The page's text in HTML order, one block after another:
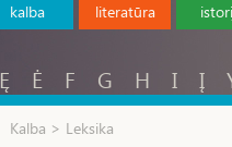
kalba literatūra
Ę Ė F G H I Į
Kalba > Leksika